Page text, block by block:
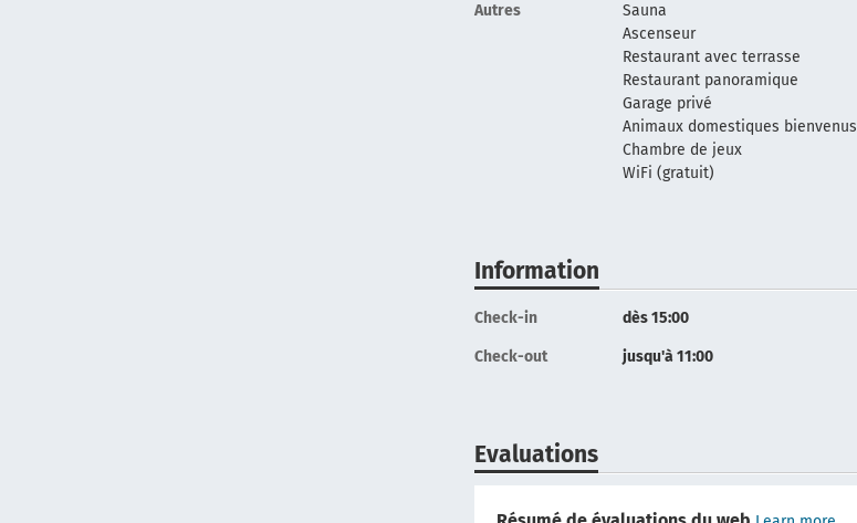
Autres Sauna
Ascenseur
Restaurant avec terrasse
Restaurant panoramique
Garage privé
Animaux domestiques bienvenus
Chambre de jeux
WiFi (gratuit)
Information
Check-in dès 15:00
Check-out jusqu'à 11:00
Evaluations